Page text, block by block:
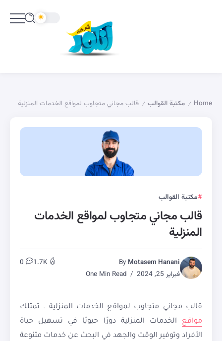
Home
/ مكتبة القوالب / قالب مجاني متجاوب لمواقع الخدمات المنزلية
مكتبة القوالب
قالب مجاني متجاوب لمواقع الخدمات
المنزلية
By Motasem Hanani
فبراير 25, 2024
1.7K
0
قالب مجاني متجاوب لمواقع الخدمات المنزلية . تمتلك
مواقع الخدمات المنزلية دورًا حيويًا في تسهيل حياة
الأفراد وتوفير الوقت والجهد في البحث عن خدمات متنوعة